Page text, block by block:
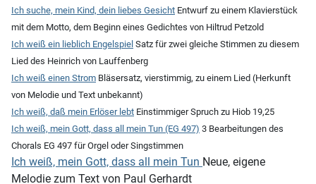
Ich suche, mein Kind, dein liebes Gesicht Entwurf zu einem Klavierstück
mit dem Motto, dem Beginn eines Gedichtes von Hiltrud Petzold
Ich weiß ein lieblich Engelspiel Satz für zwei gleiche Stimmen zu diesem
Lied des Heinrich von Lauffenberg
Ich weiß einen Strom Bläsersatz, vierstimmig, zu einem Lied (Herkunft
von Melodie und Text unbekannt)
Ich weiß, daß mein Erlöser lebt Einstimmiger Spruch zu Hiob 19,25
Ich weiß, mein Gott, dass all mein Tun (EG 497) 3 Bearbeitungen des
Chorals EG 497 für Orgel oder Singstimmen
Ich weiß, mein Gott, dass all mein Tun Neue, eigene
Melodie zum Text von Paul Gerhardt